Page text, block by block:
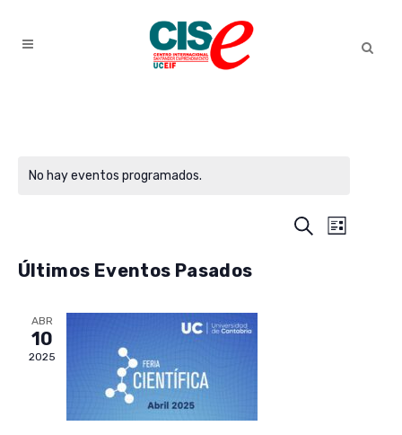
No hay eventos programados.
Buscar
Lista
Últimos Eventos Pasados
ABR
10
2025